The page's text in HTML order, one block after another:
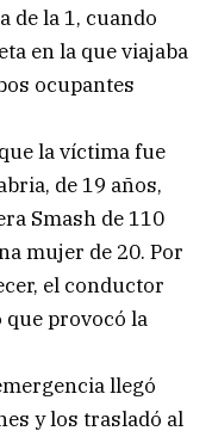
de la 1, cuando
en la que viajaba
ocupantes
la víctima fue
de 19 años,
Smash de 110
mujer de 20. Por
el conductor
provocó la
llegó
y los trasladó al